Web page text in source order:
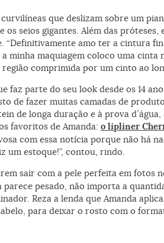
que deslizam sobre um
seios gigantes. Além das
amo ter a cintura
minha maquiagem coloco uma
comprimida por um cinto ao
faz parte do seu look desde os 14
de fazer muitas camadas de
de longa duração e à prova
favoritos de Amanda: o lipliner
com essa notícia porque não há
um estoque!”, contou, rindo.
sair com a pele perfeita em fotos
pesado, não importa a
Reza a lenda que Amanda
para deixar o rosto com o